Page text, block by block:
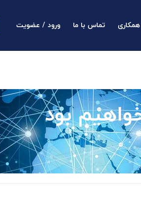
تماس با ما ورود / عضویت
بود